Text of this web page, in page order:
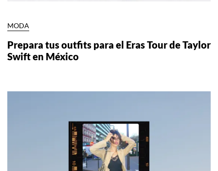
MODA
Prepara tus outfits para el Eras Tour de Taylor
Swift en México